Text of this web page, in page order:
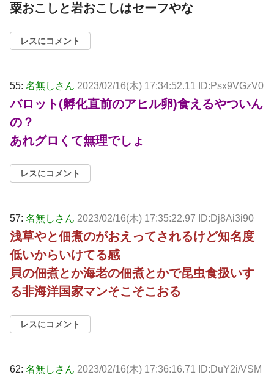
粟おこしと岩おこしはセーフやな
レスにコメント
55: 名無しさん 2023/02/16(木) 17:34:52.11 ID:Psx9VGzV0
バロット(孵化直前のアヒル卵)食えるやついん
の？
あれグロくて無理でしょ
レスにコメント
57: 名無しさん 2023/02/16(木) 17:35:22.97 ID:Dj8Ai3i90
浅草やと佃煮のがおえってされるけど知名度
低いからいけてる感
貝の佃煮とか海老の佃煮とかで昆虫食扱いす
る非海洋国家マンそこそこおる
レスにコメント
62: 名無しさん 2023/02/16(木) 17:36:16.71 ID:DuY2i/VSM